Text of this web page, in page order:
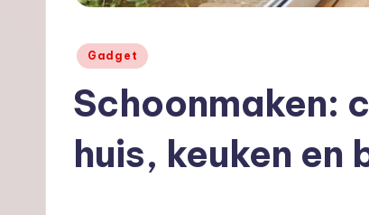
Geplaatst
Gadget
Schoonmaken:
huis, keuken en